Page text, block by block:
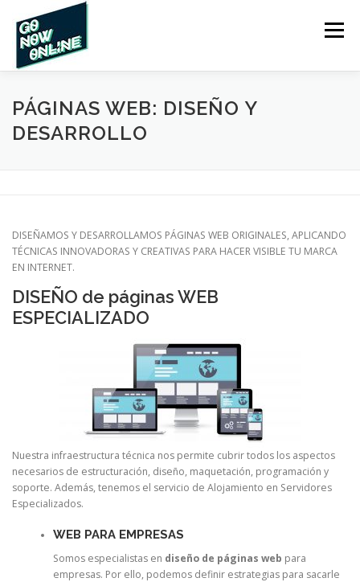
contenido
Menú
INICIO NOSOTROS SERVICIOS
PÁGINAS WEB: DISEÑO Y
DESARROLLO
DISEÑAMOS Y DESARROLLAMOS PÁGINAS WEB ORIGINALES, APLICANDO
TÉCNICAS INNOVADORAS Y CREATIVAS PARA HACER VISIBLE TU MARCA
EN INTERNET.
DISEÑO de páginas WEB
ESPECIALIZADO
Nuestra infraestructura técnica nos permite cubrir todos los aspectos
necesarios de estructuración, diseño, maquetación, programación y
soporte. Además, tenemos el servicio de Alojamiento en Servidores
Especializados.
WEB PARA EMPRESAS
Somos especialistas en diseño de páginas web para
empresas. Por ello, podemos definir estrategias para sacarle